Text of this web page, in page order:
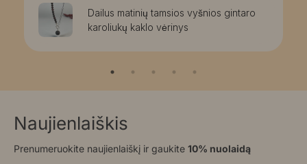
Dailus matinių tamsios vyšnios gintaro
karoliukų kaklo vėrinys
Naujienlaiškis
Prenumeruokite naujienlaiškį ir gaukite 10% nuolaidą